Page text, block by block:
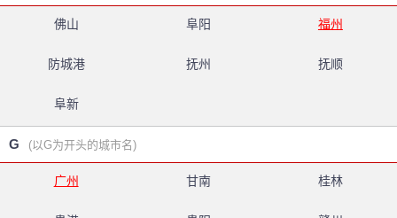
佛山 阜阳 福州
防城港 抚州 抚顺
阜新
G (以G为开头的城市名)
广州 甘南 桂林